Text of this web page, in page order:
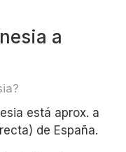
a
está aprox. a
de España.